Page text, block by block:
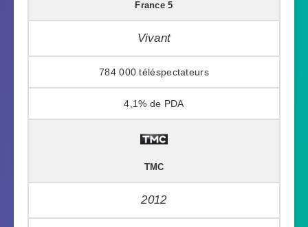
France 5
Vivant
784 000
4,1%
TMC
2012